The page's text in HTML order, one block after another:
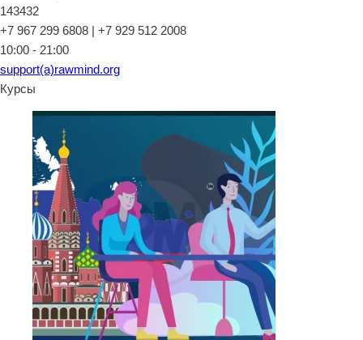
143432
+7 967 299 6808 | +7 929 512 2008
10:00 - 21:00
support(a)rawmind.org
Курсы